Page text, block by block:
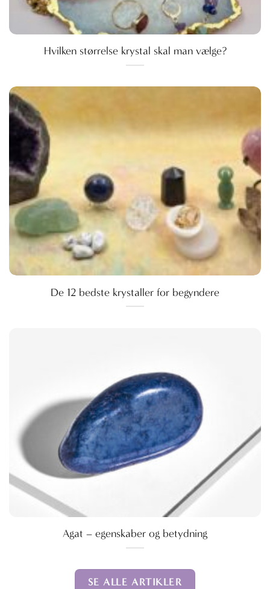
Hvilken størrelse krystal skal man vælge?
De 12 bedste krystaller for begyndere
Agat – egenskaber og betydning
SE ALLE ARTIKLER